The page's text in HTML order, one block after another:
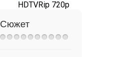
HDTVRip 720p
Сюжет